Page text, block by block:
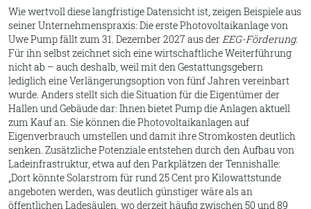
Wie wertvoll diese langfristige Datensicht ist, zeigen Beispiele aus
seiner Unternehmenspraxis: Die erste Photovoltaikanlage von
Uwe Pump fällt zum 31. Dezember 2027 aus der EEG-Förderung.
Für ihn selbst zeichnet sich eine wirtschaftliche Weiterführung
nicht ab – auch deshalb, weil mit den Gestattungsgebern
lediglich eine Verlängerungsoption von fünf Jahren vereinbart
wurde. Anders stellt sich die Situation für die Eigentümer der
Hallen und Gebäude dar: Ihnen bietet Pump die Anlagen aktuell
zum Kauf an. Sie können die Photovoltaikanlagen auf
Eigenverbrauch umstellen und damit ihre Stromkosten deutlich
senken. Zusätzliche Potenziale entstehen durch den Aufbau von
Ladeinfrastruktur, etwa auf den Parkplätzen der Tennishalle:
Dort könnte Solarstrom für rund 25 Cent pro Kilowattstunde
angeboten werden, was deutlich günstiger wäre als an
öffentlichen Ladesäulen, wo derzeit häufig zwischen 50 und 89